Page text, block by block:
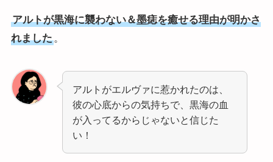
アルトが黒海に襲わない＆墨痣を癒せる理由が明かさ
れました。
アルトがエルヴァに惹かれたのは、
彼の心底からの気持ちで、黒海の血
が入ってるからじゃないと信じた
い！